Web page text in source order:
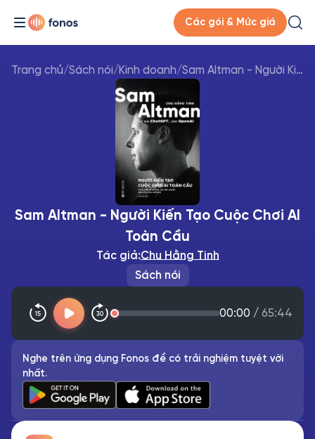
Các gói & Mức giá
Trang chủ/Sách nói/Kinh doanh/ Sam Altman - Người Kiến Tạo Cuộc Chơi AI Toàn Cầu
Sách nói
Sam Altman - Người Kiến Tạo Cuộc Chơi AI
Toàn Cầu
Tác giả:Chu Hằng Tinh
00:00 / 65:44
Nghe trên ứng dụng Fonos để có trải nghiệm tuyệt vời
nhất.